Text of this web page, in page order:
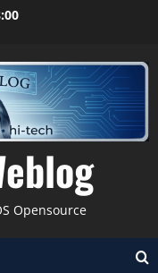
Opensource